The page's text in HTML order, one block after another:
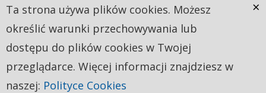
Ta strona używa plików cookies. Możesz
określić warunki przechowywania lub
dostępu do plików cookies w Twojej
przeglądarce. Więcej informacji znajdziesz w
naszej: Polityce Cookies
×